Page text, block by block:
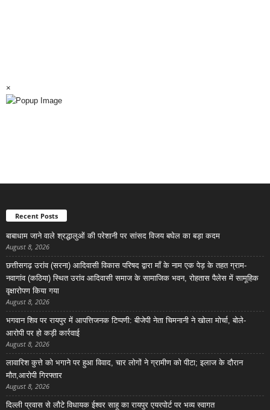
×
Recent Posts
बाबाधाम जाने वाले श्रद्धालुओं की परेशानी पर सांसद विजय बघेल का बड़ा कदम
August 8, 2026
छत्तीसगढ़ उरांव (सरना) आदिवासी विकास परिषद द्वारा माँ के नाम एक पेड़ के तहत ग्राम-
नवागांव (कठिया) स्थित उरांव आदिवासी समाज के सामाजिक भवन, रोहतास पैलेस में सामूहिक
वृक्षारोपण किया गया
August 8, 2026
भगवान शिव पर रायपुर में आपत्तिजनक टिप्पणी: बीजेपी नेता चिमनानी ने खोला मोर्चा, बोले-
आरोपी पर हो कड़ी कार्रवाई
August 8, 2026
लावारिश कुत्ते को भगाने पर हुआ विवाद, चार लोगों ने ग्रामीण को पीटा; इलाज के दौरान
मौत,आरोपी गिरफ्तार
August 8, 2026
दिल्ली प्रवास से लौटे विधायक ईश्वर साहू का रायपुर एयरपोर्ट पर भव्य स्वागत